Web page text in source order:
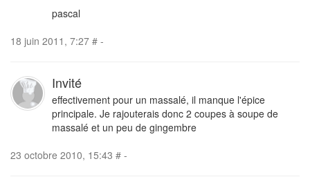
pascal
18 juin 2011, 7:27 # -
Invité
effectivement pour un massalé, il manque l'épice
principale. Je rajouterais donc 2 coupes à soupe de
massalé et un peu de gingembre
23 octobre 2010, 15:43 # -